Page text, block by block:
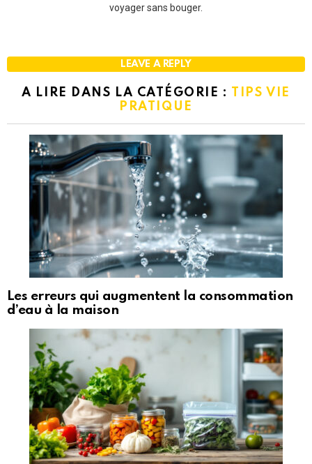
voyager sans bouger.
LEAVE A REPLY
A LIRE DANS LA CATÉGORIE : TIPS VIE
PRATIQUE
Les erreurs qui augmentent la consommation
d’eau à la maison